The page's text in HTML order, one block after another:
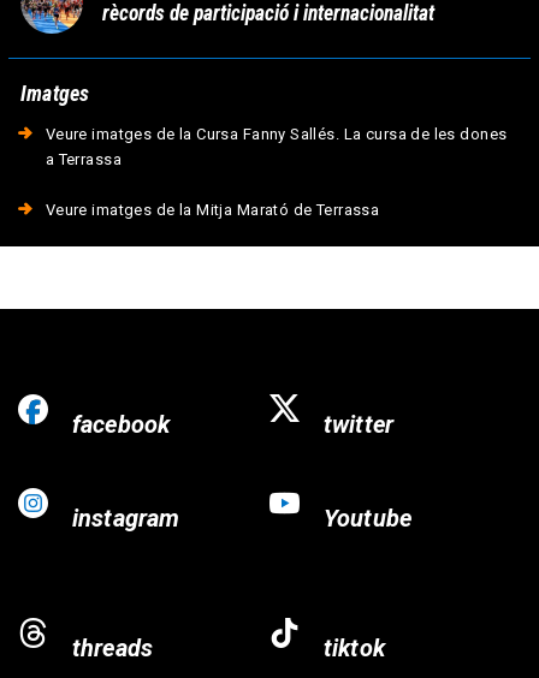
rècords de participació i internacionalitat
Imatges
Veure imatges de la Cursa Fanny Sallés. La cursa de les dones
a Terrassa
Veure imatges de la Mitja Marató de Terrassa
facebook twitter
instagram Youtube
threads tiktok